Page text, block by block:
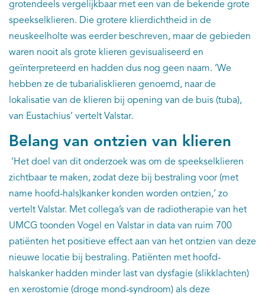
grotendeels vergelijkbaar met een van de bekende grote
speekselklieren. Die grotere klierdichtheid in de
neuskeelholte was eerder beschreven, maar de gebieden
waren nooit als grote klieren gevisualiseerd en
geïnterpreteerd en hadden dus nog geen naam. ‘We
hebben ze de tubarialisklieren genoemd, naar de
lokalisatie van de klieren bij opening van de buis (tuba),
van Eustachius’ vertelt Valstar.
Belang van ontzien van klieren
‘Het doel van dit onderzoek was om de speekselklieren
zichtbaar te maken, zodat deze bij bestraling voor (met
name hoofd-hals)kanker konden worden ontzien,’ zo
vertelt Valstar. Met collega’s van de radiotherapie van het
UMCG toonden Vogel en Valstar in data van ruim 700
patiënten het positieve effect aan van het ontzien van deze
nieuwe locatie bij bestraling. Patiënten met hoofd-
halskanker hadden minder last van dysfagie (slikklachten)
en xerostomie (droge mond-syndroom) als deze